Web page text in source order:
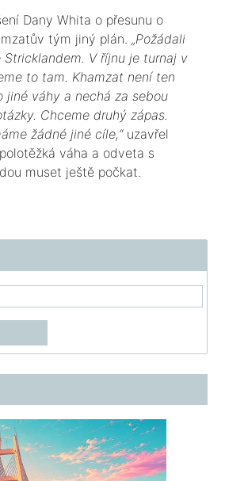
Dany Whita o přesunu o
tým jiný plán.„Požádali
V říjnu je turnaj v
to tam. Khamzat není ten
jiné váhy a nechá za sebou
Chceme druhý zápas.
žádné jiné cíle,“uzavřel
váha a odveta s
muset ještě počkat.​